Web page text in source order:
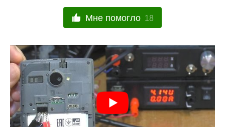
Мне помогло 18